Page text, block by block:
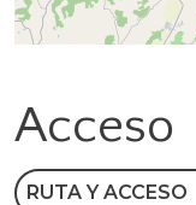
Acceso
RUTA Y ACCESO